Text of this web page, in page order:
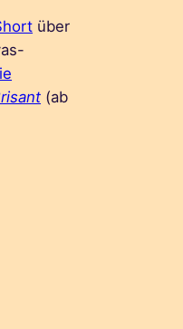
über
(ab